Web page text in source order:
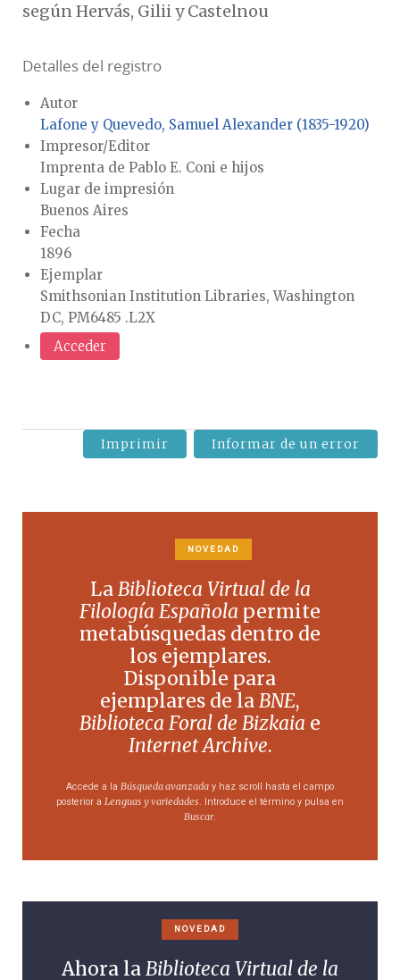
según Hervás, Gilii y Castelnou
Detalles del registro
Autor
Lafone y Quevedo, Samuel Alexander (1835-1920)
Impresor/Editor
Imprenta de Pablo E. Coni e hijos
Lugar de impresión
Buenos Aires
Fecha
1896
Ejemplar
Smithsonian Institution Libraries, Washington
DC, PM6485 .L2X
Acceder
Imprimir Informar de un error
NOVEDAD
LaBiblioteca Virtual de la
Filología Española permite
metabúsquedas dentro de
los ejemplares.
Disponible para
ejemplares de laBNE,
Biblioteca Foral de Bizkaia e
Internet Archive.
Accede a la Búsqueda avanzada y haz scroll hasta el campo
posterior a Lenguas y variedades . Introduce el término y pulsa en
Buscar.
NOVEDAD
Ahora laBiblioteca Virtual de la